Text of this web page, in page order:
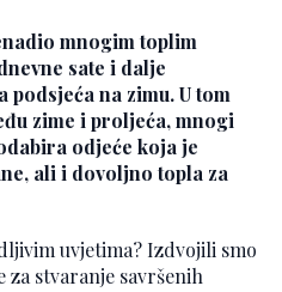
mnogim toplim
sate i dalje
na zimu. U tom
zime i proljeća, mnogi
odjeće koja je
ali i dovoljno topla za
uvjetima? Izdvojili smo
za stvaranje savršenih